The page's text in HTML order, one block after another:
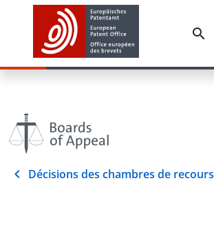
Décisions des chambres de recours